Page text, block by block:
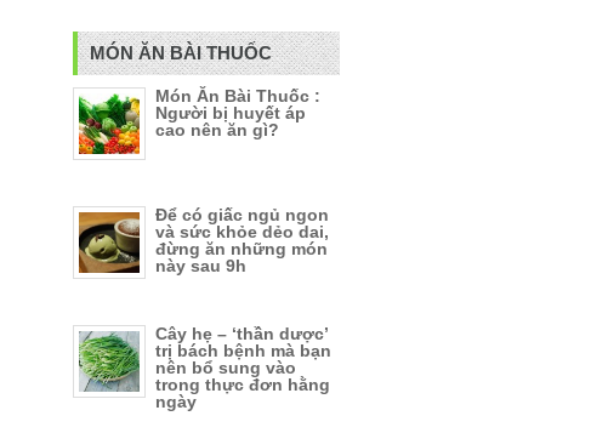
MÓN ĂN BÀI THUỐC
Món Ăn Bài Thuốc :
Người bị huyết áp
cao nên ăn gì?
Để có giấc ngủ ngon
và sức khỏe dẻo dai,
đừng ăn những món
này sau 9h
Cây hẹ – ‘thần dược’
trị bách bệnh mà bạn
nên bổ sung vào
trong thực đơn hằng
ngày